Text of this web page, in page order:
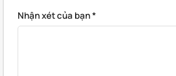
Nhận xét của bạn*